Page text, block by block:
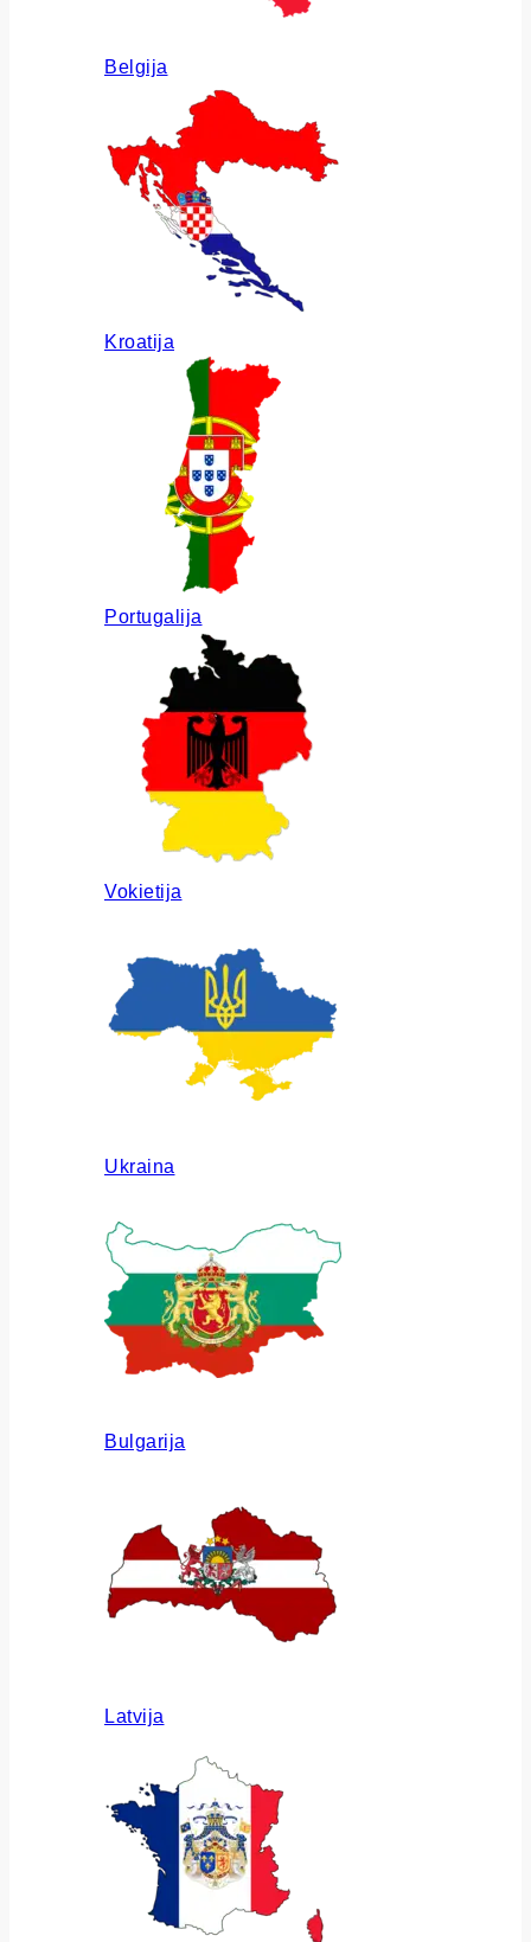
Belgija
Kroatija
Portugalija
Vokietija
Ukraina
Bulgarija
Latvija